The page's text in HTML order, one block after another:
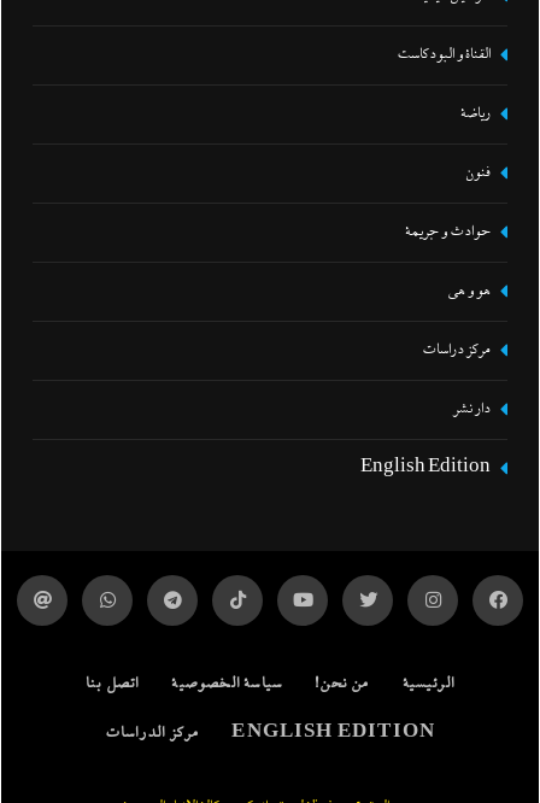
القناة و البودكاست
رياضة
فنون
حوادث و جريمة
هو و هي
مركز دراسات
دار نشر
English Edition
الرئيسية من نحن! سياسة الخصوصية اتصل بنا
ENGLISH EDITION مركز الدراسات